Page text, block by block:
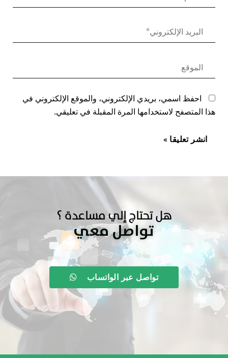
احفظ اسمي، بريدي الإلكتروني، والموقع الإلكتروني في
هذا المتصفح لاستخدامها المرة المقبلة في تعليقي.
هل تحتاج إلي مساعدة ؟
تواصل معي
تواصل عبر الواتساب